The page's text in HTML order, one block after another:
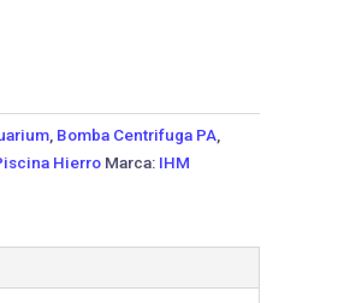
, Bomba Centrifuga PA,
Hierro Marca: IHM